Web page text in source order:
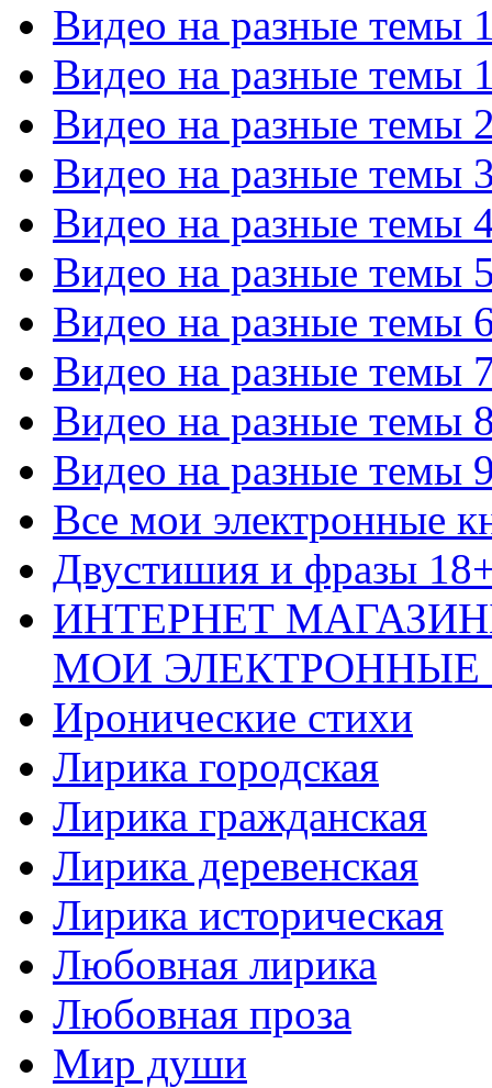
Видео на разные темы
Видео на разные темы
Видео на разные темы
Видео на разные темы
Видео на разные темы
Видео на разные темы
Видео на разные темы
Видео на разные темы
Видео на разные темы
Видео на разные темы
Все мои электронные
Двустишия и фразы
ИНТЕРНЕТ
МОИ ЭЛЕКТРОННЫЕ
Иронические стихи
Лирика городская
Лирика гражданская
Лирика деревенская
Лирика историческая
Любовная лирика
Любовная проза
Мир души